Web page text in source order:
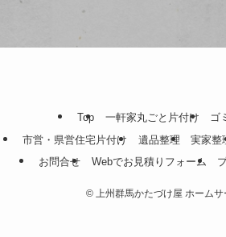
Top 一軒家丸ごと片付け
ゴ
市営・県営住宅片付け
遺品整理 実家整
お問合せ
Webでお見積りフォーム
© 上州群馬かたづけ屋 ホーム